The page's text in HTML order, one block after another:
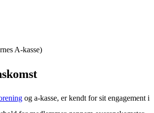
A-kasse)
og a-kasse, er kendt for sit engagement i